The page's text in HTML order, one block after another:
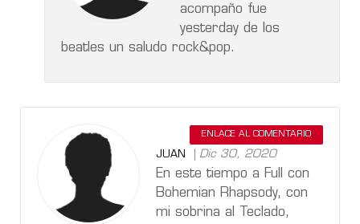
acompaño fue
yesterday de los
beatles un saludo rock&pop.
ENLACE AL COMENTARIO
JUAN Dic 30, 2020
En este tiempo a Full con
Bohemian Rhapsody, con
mi sobrina al Teclado,